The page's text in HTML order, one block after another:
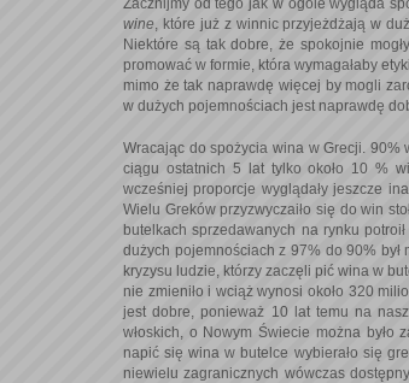
wine , które już z winnic przyjeżdżają w
Niektóre są tak dobre, że spokojnie
promować w formie, która wymagałaby
mimo że tak naprawdę więcej by mogli
w dużych pojemnościach jest naprawdę
Wracając do spożycia wina w Grecji.
ciągu ostatnich 5 lat tylko około 10 %
wcześniej proporcje wyglądały jeszcze
Wielu Greków przyzwyczaiło się do win
butelkach sprzedawanych na rynku
dużych pojemnościach z 97% do 90% był
kryzysu ludzie, którzy zaczęli pić wina w
nie zmieniło i wciąż wynosi około 320
jest dobre, ponieważ 10 lat temu na
włoskich, o Nowym Świecie można było
napić się wina w butelce wybierało się
niewielu zagranicznych wówczas